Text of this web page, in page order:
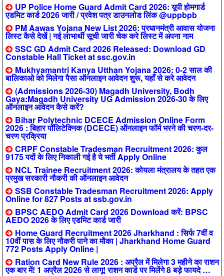
UP Police Home Guard Admit Card 2026: यूपी होमगार्ड
एडमिट कार्ड 2026 जारी / प्रवेश पत्र डाउनलोड लिंक @uppbpb
PM Aawas Yojana New List 2026: प्रधानमंत्री आवास योजना
लिस्ट कैसे देखें | नई लाभार्थी सूची जारी चेक करे लिस्ट में अपना नाम
SSC GD Admit Card 2026 Released: Download GD
Constable Hall Ticket at ssc.gov.in
Mukhyamantri Kanya Utthan Yojana 2026: 0-2 साल की
बालिकाओ को मिलेगा पैसा ऑनलाइन आवेदन शुरू, यहाँ से करे आवेदन
(Admissions 2026-30) Magadh University, Bodh
Gaya:Magadh University UG Admission 2026-30 के लिए
ऑनलाइन आवेदन कैसे करें?
Bihar Polytechnic DCECE Admission Online Form
2026 : बिहार पॉलिटेक्निक (DCECE) ऑनलाइन फॉर्म भरने की चरण-दर-
चरण प्रक्रिया
CRPF Constable Tradesman Recruitment 2026: कुल
9175 पदों के लिए निकाली गई है ये भर्ती Apply Online
NCL Trainee Recruitment 2026: कोयला मंत्रालय के तहत एक
प्रमुख सरकारी नौकरी की ऑनलाइन आवेदन
SSB Constable Tradesman Recruitment 2026: Apply
Online for 827 Posts at ssb.gov.in
BPSC AEDO Admit Card 2026 Download करें: BPSC
AEDO 2026 के लिए एडमिट कार्ड जारी
Home Guard Recruitment 2026 Jharkhand : सिर्फ 7वीं व
10वीं पास के लिए नौकरी पाने का मौका | Jharkhand Home Guard
772 Posts Apply Online |
Ration Card New Rule 2026 : अप्रैल में मिलेगा 3 महीने का राशन
एक बार में! 1 अप्रैल 2026 से लागू! राशन कार्ड पर मिलेंगे 8 बड़े फायदे …